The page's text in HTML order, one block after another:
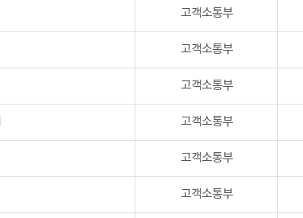
고객소통부
고객소통부
고객소통부
고객소통부
고객소통부
고객소통부